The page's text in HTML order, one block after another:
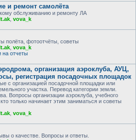
и ремонт самолёта
обслуживанию и ремонту ЛА
vova_k
полёта, фотоотчёты, советы
vova_k
на отчеты
организация аэроклуба, АУЦ,
регистрация посадочных площадок
с организацией посадочной площадки или
участка. Перевод категории земли.
Вопросы организации аэроклуба, учебного
только начинает этим заниматься и советы
vova_k
о качестве. Вопросы и ответы.